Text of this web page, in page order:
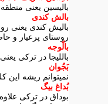
بالیسین یعنی
بالش کندی
بالیش کندی یعنی
روستای پرعیار و
بالّوجه
باللیجا در ترکی
بَجُوان
نمیتوانم ریشه این
بُداغ بیگ
بوداق در ترکی